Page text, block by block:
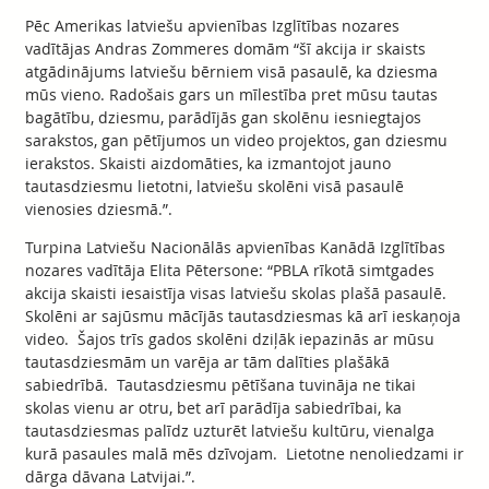
Pēc Amerikas latviešu apvienības Izglītības nozares
vadītājas Andras Zommeres domām “šī akcija ir skaists
atgādinājums latviešu bērniem visā pasaulē, ka dziesma
mūs vieno. Radošais gars un mīlestība pret mūsu tautas
bagātību, dziesmu, parādījās gan skolēnu iesniegtajos
sarakstos, gan pētījumos un video projektos, gan dziesmu
ierakstos. Skaisti aizdomāties, ka izmantojot jauno
tautasdziesmu lietotni, latviešu skolēni visā pasaulē
vienosies dziesmā.”.
Turpina Latviešu Nacionālās apvienības Kanādā Izglītības
nozares vadītāja Elita Pētersone: “PBLA rīkotā simtgades
akcija skaisti iesaistīja visas latviešu skolas plašā pasaulē.
Skolēni ar sajūsmu mācījās tautasdziesmas kā arī ieskaņoja
video. Šajos trīs gados skolēni dziļāk iepazinās ar mūsu
tautasdziesmām un varēja ar tām dalīties plašākā
sabiedrībā. Tautasdziesmu pētīšana tuvināja ne tikai
skolas vienu ar otru, bet arī parādīja sabiedrībai, ka
tautasdziesmas palīdz uzturēt latviešu kultūru, vienalga
kurā pasaules malā mēs dzīvojam. Lietotne nenoliedzami ir
dārga dāvana Latvijai.”.